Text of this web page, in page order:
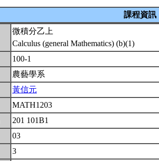
課程資訊
微積分乙上
Calculus (general Mathematics) (b)(1)
100-1
農藝學系
黃信元
MATH1203
201 101B1
03
3